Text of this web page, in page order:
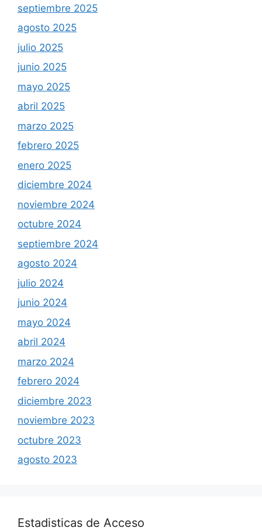
septiembre 2025
agosto 2025
julio 2025
junio 2025
mayo 2025
abril 2025
marzo 2025
febrero 2025
enero 2025
diciembre 2024
noviembre 2024
octubre 2024
septiembre 2024
agosto 2024
julio 2024
junio 2024
mayo 2024
abril 2024
marzo 2024
febrero 2024
diciembre 2023
noviembre 2023
octubre 2023
agosto 2023
Estadisticas de Acceso